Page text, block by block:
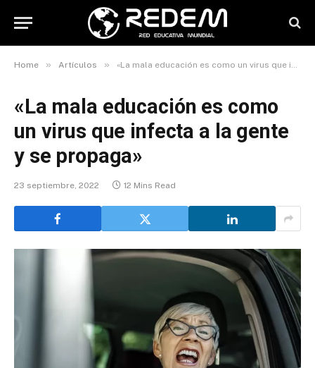
Home » Artículos » «La mala educación es como un virus que infecta a la gente y se propaga»
«La mala educación es como
un virus que infecta a la gente
y se propaga»
23 septiembre, 2022 12 Mins Read